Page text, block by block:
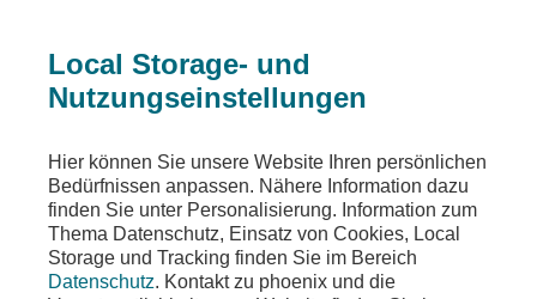
Local Storage- und
Nutzungseinstellungen
Hier können Sie unsere Website Ihren persönlichen
Bedürfnissen anpassen. Nähere Information dazu
finden Sie unter Personalisierung. Information zum
Thema Datenschutz, Einsatz von Cookies, Local
Storage und Tracking finden Sie im Bereich
Datenschutz. Kontakt zu phoenix und die